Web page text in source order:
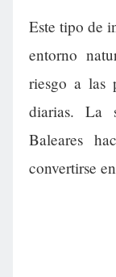
Este tipo de
entorno
riesgo a las
diarias. La
Baleares
convertirse